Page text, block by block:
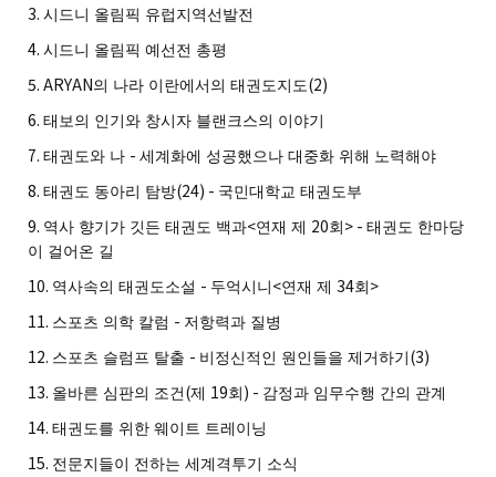
3. 시드니 올림픽 유럽지역선발전
4. 시드니 올림픽 예선전 총평
5. ARYAN의 나라 이란에서의 태권도지도(2)
6. 태보의 인기와 창시자 블랜크스의 이야기
7. 태권도와 나 - 세계화에 성공했으나 대중화 위해 노력해야
8. 태권도 동아리 탐방(24) - 국민대학교 태권도부
9. 역사 향기가 깃든 태권도 백과<연재 제 20회 > - 태권도 한마당
이 걸어온 길
10. 역사속의 태권도소설 - 두억시니 <연재 제 34회 >
11. 스포츠 의학 칼럼 - 저항력과 질병
12. 스포츠 슬럼프 탈출 - 비정신적인 원인들을 제거하기 (3)
13. 올바른 심판의 조건 (제 19회 ) - 감정과 임무수행 간의 관계
14. 태권도를 위한 웨이트 트레이닝
15. 전문지들이 전하는 세계격투기 소식